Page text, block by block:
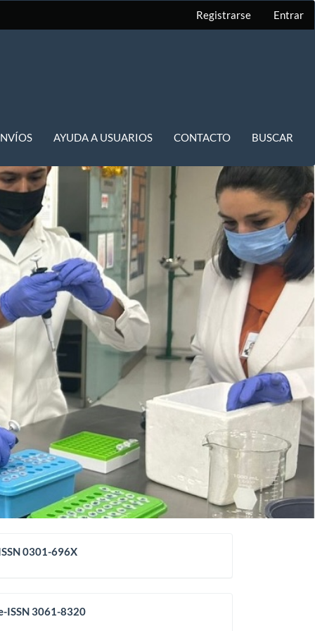
Registrarse Entrar
AYUDA A USUARIOS CONTACTO BUSCAR
0301-696X
ISSN 3061-8320